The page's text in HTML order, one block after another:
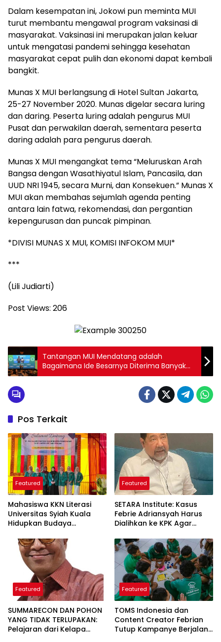
Dalam kesempatan ini, Jokowi pun meminta MUI
turut membantu mengawal program vaksinasi di
masyarakat. Vaksinasi ini merupakan jalan keluar
untuk mengatasi pandemi sehingga kesehatan
masyarakat cepat pulih dan ekonomi dapat kembali
bangkit.
Munas X MUI berlangsung di Hotel Sultan Jakarta,
25-27 November 2020. Munas digelar secara luring
dan daring. Peserta luring adalah pengurus MUI
Pusat dan perwakilan daerah, sementara peserta
daring adalah para pengurus daerah.
Munas X MUI mengangkat tema “Meluruskan Arah
Bangsa dengan Wasathiyatul Islam, Pancasila, dan
UUD NRI 1945, secara Murni, dan Konsekuen.” Munas X
MUI akan membahas sejumlah agenda penting
antara lain fatwa, rekomendasi, dan pergantian
kepengurusan dan puncak pimpinan.
*DIVISI MUNAS X MUI, KOMISI INFOKOM MUI*
***
(Lili Judiarti)
Post Views: 206
Tantangan MUI Mendatang adalah
Bagaimana Ide Besarnya Diterima Banyak
Pihak
Pos Terkait
Featured
Mahasiswa KKN Literasi
Universitas Syiah Kuala
Hidupkan Budaya
Limpok
Featured
SETARA Institute: Kasus
Febrie Adriansyah Harus
Dialihkan ke KPK Agar
Featured
SUMMARECON DAN POHON
YANG TIDAK TERLUPAKAN:
Pelajaran dari Kelapa
Featured
TOMS Indonesia dan
Content Creator Febrian
Tutup Kampanye Berjalan